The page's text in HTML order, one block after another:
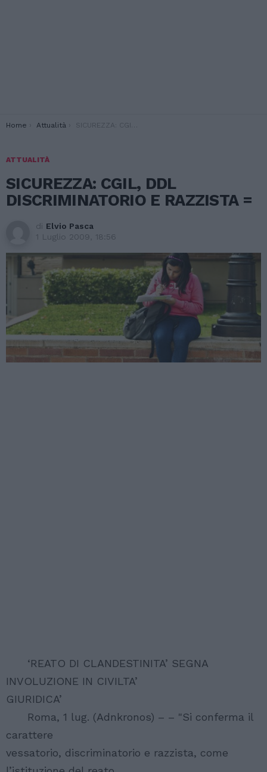
You are here:
Home Attualità SICUREZZA: CGIL, DDL DISCRIMINATORIO E RAZZISTA =
ATTUALITÀ
SICUREZZA: CGIL, DDL
DISCRIMINATORIO E RAZZISTA =
di Elvio Pasca
1 Luglio 2009, 18:56
‘REATO DI CLANDESTINITA’ SEGNA
INVOLUZIONE IN CIVILTA’
GIURIDICA’
Roma, 1 lug. (Adnkronos) – – "Si conferma il
carattere
vessatorio, discriminatorio e razzista, come